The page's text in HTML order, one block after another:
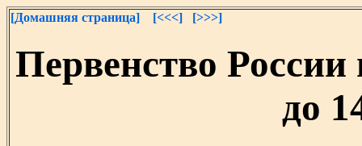
[Домашняя страница] [<<<] [>>>]
Первенство
до